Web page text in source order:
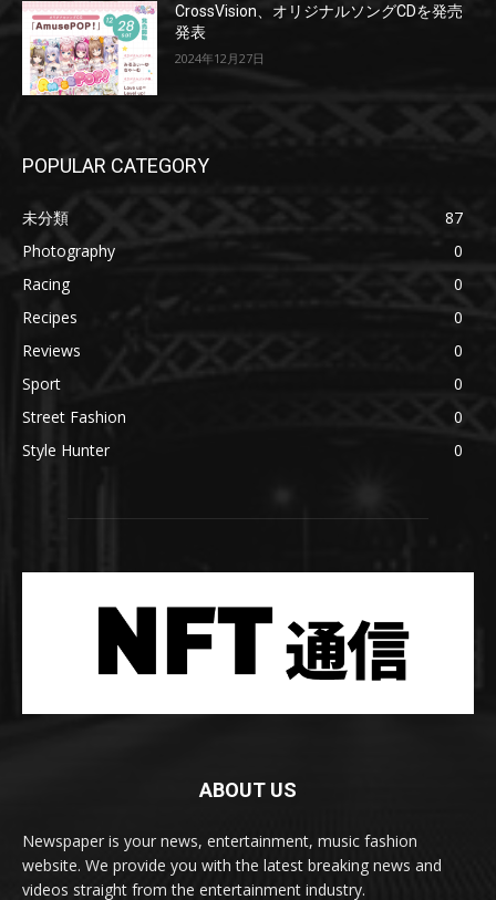
CrossVision、オリジナルソングCDを発売
発表
2024年12月27日
POPULAR CATEGORY
未分類
87
Photography
0
Racing
0
Recipes
0
Reviews
0
Sport
0
Street Fashion
0
Style Hunter
0
ABOUT US
Newspaper is your news, entertainment, music fashion
website. We provide you with the latest breaking news and
videos straight from the entertainment industry.